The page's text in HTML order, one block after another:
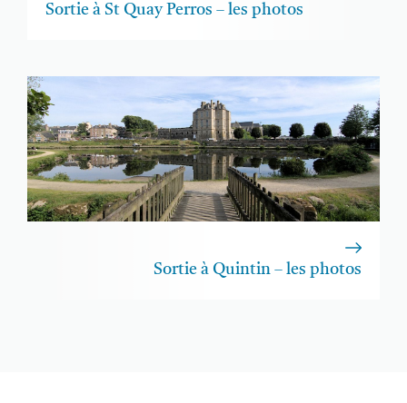
Sortie à St Quay Perros – les photos
Sortie à Quintin – les photos